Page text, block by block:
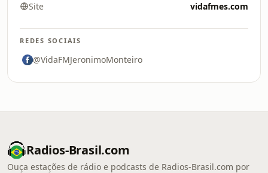
Site vidafmes.com
REDES SOCIAIS
@VidaFMJeronimoMonteiro
Radios-Brasil.com
Ouça estações de rádio e podcasts de Radios-Brasil.com por